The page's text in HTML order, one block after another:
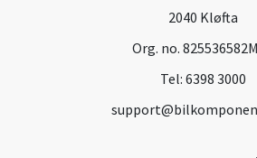
2040 Kløfta
Org. no.
Tel: 6398 3000